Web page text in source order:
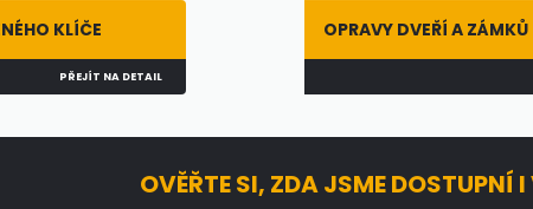
KLÍČE
PŘEJÍT NA DETAIL
OPRAVY DVEŘÍ A ZÁMKŮ
OVĚŘTE SI, ZDA JSME DOSTUPNÍ